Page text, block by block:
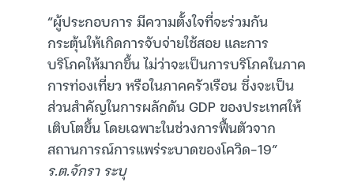
“ผู้ประกอบการ มีความตั้งใจที่จะร่วมกัน
กระตุ้นให้เกิดการจับจ่ายใช้สอย และการ
บริโภคให้มากขึ้น ไม่ว่าจะเป็นการบริโภคในภาค
การท่องเที่ยว หรือในภาคครัวเรือน ซึ่งจะเป็น
ส่วนสำคัญในการผลักดัน GDP ของประเทศให้
เติบโตขึ้น โดยเฉพาะในช่วงการฟื้นตัวจาก
สถานการณ์การแพร่ระบาดของโควิด-19”
ร.ต.จักรา ระบุ